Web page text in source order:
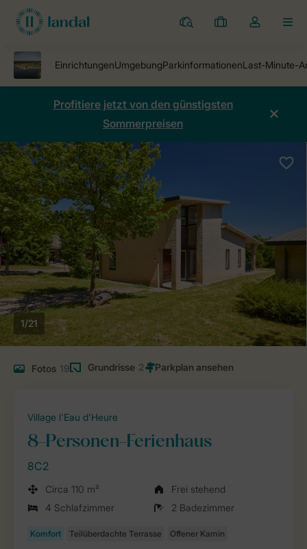
Ferienparks
Meine
Dropdown-
öffnen
Profitiere jetzt von den günstigsten
Sommerpreisen
1/21
Fotos 19 Grundrisse 2
Village l'Eau d'Heure
8-Personen-Ferienhaus
8C2
Circa 110 m²
Frei stehend
4 Schlafzimmer
2 Badezimmer